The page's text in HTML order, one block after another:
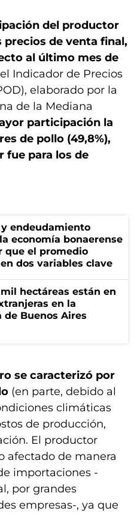
del productor
precios de venta final,
al último mes de
Indicador de Precios
elaborado por la
de la Mediana
participación la
de pollo (49,8%),
fue para los de
endeudamiento
economía bonaerense
que el promedio
dos variables clave
hectáreas están en
en la
de Buenos Aires
se caracterizó por
(en parte, debido al
climáticas
de producción,
El productor
afectado de manera
importaciones -
por grandes
empresas-, ya que